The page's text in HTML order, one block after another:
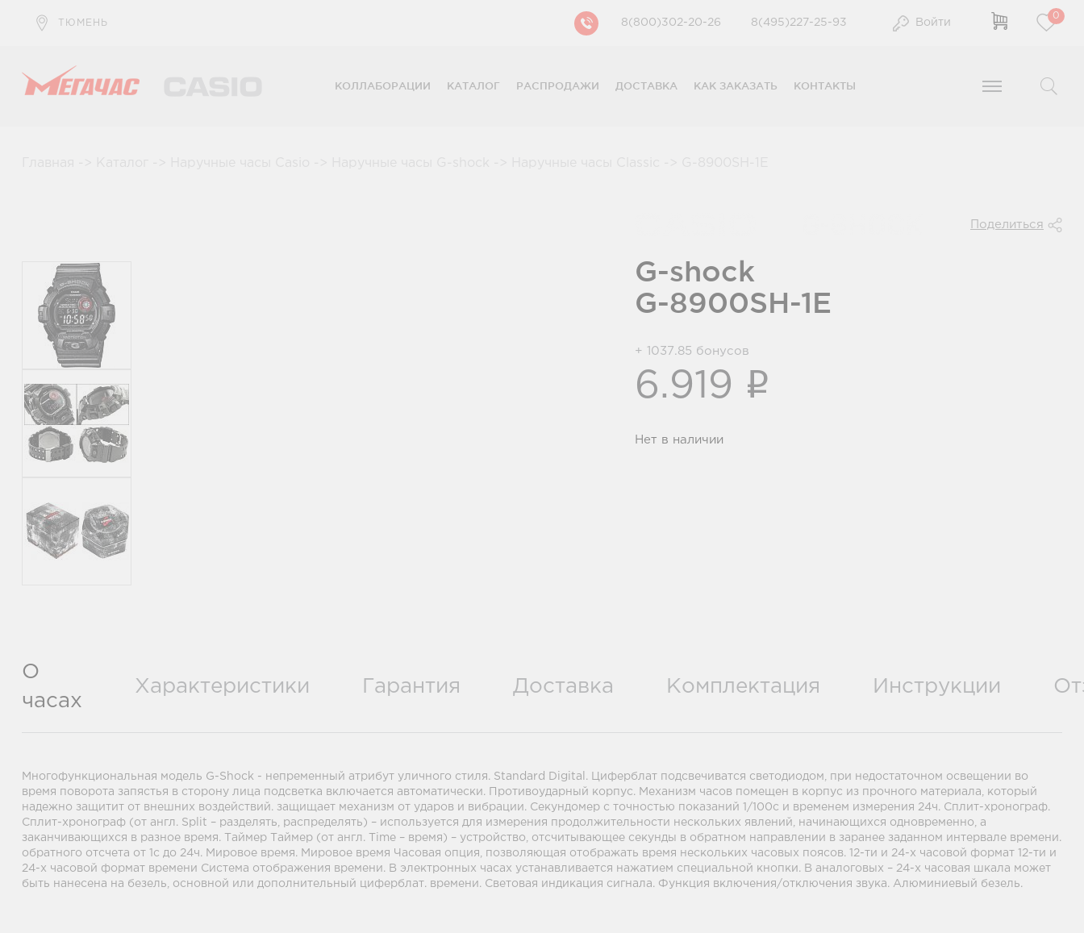
ТЮМЕНЬ 8(800)302-20-26 8(495)227-25-93 Войти
0
КОЛЛАБОРАЦИИ
КАТАЛОГ
РАСПРОДАЖИ ДОСТАВКА КАК ЗАКАЗАТЬ КОНТАКТЫ
Поделиться
G-shock
G-8900SH-1E
+ 1037.85 бонусов
6.919 i
Нет в наличии
О
часах
Характеристики Гарантия Доставка Комплектация Инструкции
Многофункциональная модель G-Shock - непременный атрибут уличного стиля. Standard Digital. Циферблат подсвечиватся светодиодом, при недостаточном освещении во
время поворота запястья в сторону лица подсветка включается автоматически. Противоударный корпус. Механизм часов помещен в корпус из прочного материала, который
надежно защитит от внешних воздействий. защищает механизм от ударов и вибрации. Секундомер с точностью показаний 1/100с и временем измерения 24ч. Сплит-хронограф.
Сплит-хронограф (от англ. Split – разделять, распределять) – используется для измерения продолжительности нескольких явлений, начинающихся одновременно, а
заканчивающихся в разное время. Таймер Таймер (от англ. Time – время) – устройство, отсчитывающее секунды в обратном направлении в заранее заданном интервале времени.
обратного отсчета от 1с до 24ч. Мировое время. Мировое время Часовая опция, позволяющая отображать время нескольких часовых поясов. 12-ти и 24-х часовой формат 12-ти и
24-х часовой формат времени Система отображения времени. В электронных часах устанавливается нажатием специальной кнопки. В аналоговых – 24-х часовая шкала может
быть нанесена на безель, основной или дополнительный циферблат. времени. Световая индикация сигнала. Функция включения/отключения звука. Алюминиевый безель.